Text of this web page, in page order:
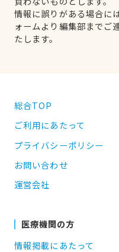
情報に誤りがある場合に
ォームより編集部までご
たします。
総合TOP
ご利用にあたって
プライバシーポリシー
お問い合わせ
運営会社
医療機関の方
情報掲載にあたって